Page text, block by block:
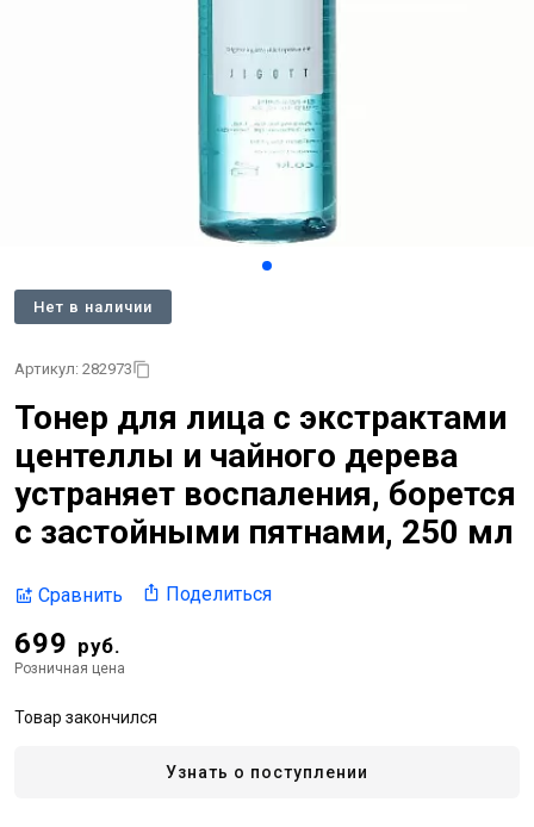
Нет в наличии
Артикул: 282973
Тонер для лица с экстрактами
центеллы и чайного дерева
устраняет воспаления, борется
с застойными пятнами, 250 мл
Сравнить Поделиться
699 руб.
Розничная цена
Товар закончился
Узнать о поступлении